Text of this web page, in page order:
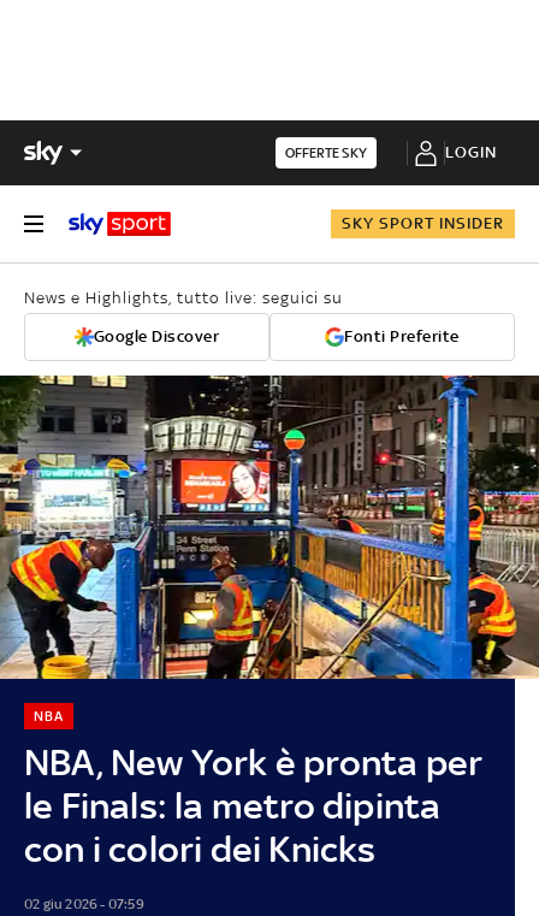
OFFERTE SKY LOGIN
SKY SPORT INSIDER
News e Highlights, tutto live: seguici su
Google Discover Fonti Preferite
NBA, New York è pronta per
le Finals: la metro dipinta
con i colori dei Knicks
NBA
02 giu 2026 - 07:59